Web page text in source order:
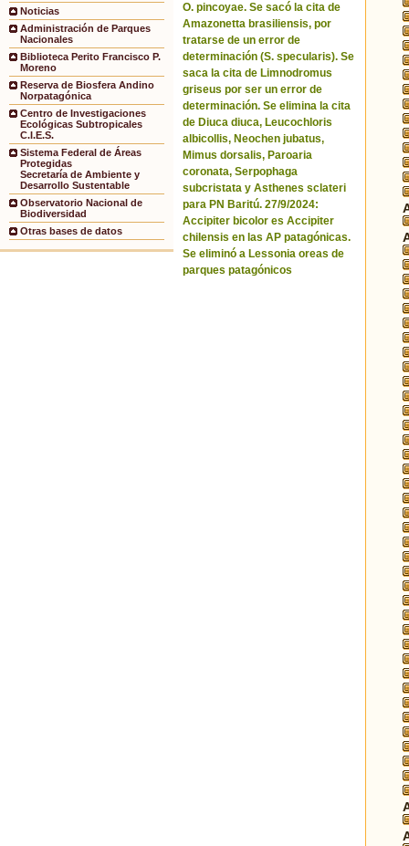
Noticias
Administración de Parques
Nacionales
Biblioteca Perito Francisco P.
Moreno
Reserva de Biosfera Andino
Norpatagónica
Centro de Investigaciones
Ecológicas Subtropicales
C.I.E.S.
Sistema Federal de Áreas
Protegidas
Secretaría de Ambiente y
Desarrollo Sustentable
Observatorio Nacional de
Biodiversidad
Otras bases de datos
O. pincoyae. Se sacó la cita de
Amazonetta brasiliensis, por
tratarse de un error de
determinación (S. specularis). Se
saca la cita de Limnodromus
griseus por ser un error de
determinación. Se elimina la cita
de Diuca diuca, Leucochloris
albicollis, Neochen jubatus,
Mimus dorsalis, Paroaria
coronata, Serpophaga
subcristata y Asthenes sclateri
para PN Baritú. 27/9/2024:
Accipiter bicolor es Accipiter
chilensis en las AP patagónicas.
Se eliminó a Lessonia oreas de
parques patagónicos